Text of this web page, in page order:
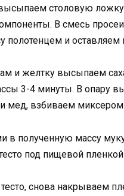
столовую
В смесь
и оставляем
и желтку высыпаем
3-4 минуты. В опару
мед, взбиваем
в полученную массу
под пищевой пленкой
снова накрываем